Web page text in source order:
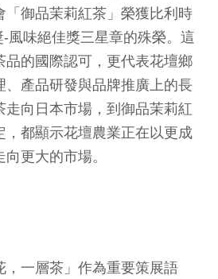
「御品茉莉紅茶」榮獲比利時
風味絕佳獎三星章的殊榮。這
品的國際認可，更代表花壇鄉
、產品研發與品牌推廣上的長
走向日本市場，到御品茉莉紅
，都顯示花壇農業正在以更成
更大的市場。
，一層茶」作為重要策展語